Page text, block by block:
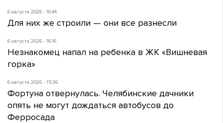
6 августа 2026 - 16:44
Для них же строили — они все разнесли
6 августа 2026 - 16:16
Незнакомец напал на ребенка в ЖК «Вишневая
горка»
6 августа 2026 - 15:36
Фортуна отвернулась. Челябинские дачники
опять не могут дождаться автобусов до
Ферросада